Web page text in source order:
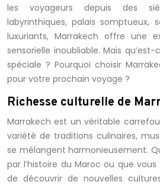
les voyageurs depuis des
labyrinthiques, palais somptueux,
luxuriants, Marrakech offre une
sensorielle inoubliable. Mais
spéciale ? Pourquoi choisir
pour votre prochain voyage ?
Richesse culturelle de
Marrakech est un véritable
variété de traditions culinaires,
se mélangent harmonieusement.
par l’histoire du Maroc ou que
de découvrir de nouvelles